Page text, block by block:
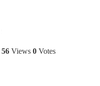
56 Views 0 Votes